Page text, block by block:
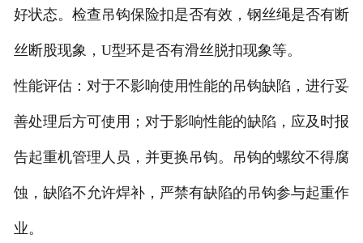
好状态。检查吊钩保险扣是否有效，钢丝绳是否有断
丝断股现象，U型环是否有滑丝脱扣现象等。
性能评估：对于不影响使用性能的吊钩缺陷，进行妥
善处理后方可使用；对于影响性能的缺陷，应及时报
告起重机管理人员，并更换吊钩。吊钩的螺纹不得腐
蚀，缺陷不允许焊补，严禁有缺陷的吊钩参与起重作
业。